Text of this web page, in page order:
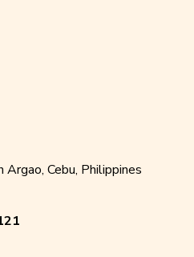
Argao, Cebu, Philippines